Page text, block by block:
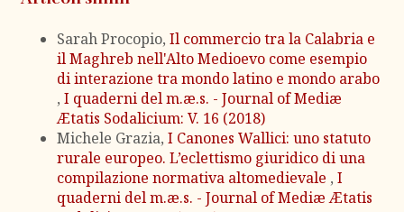
Sarah Procopio, Il commercio tra la Calabria e
il Maghreb nell'Alto Medioevo come esempio
di interazione tra mondo latino e mondo arabo
, I quaderni del m.æ.s. - Journal of Mediæ
Ætatis Sodalicium: V. 16 (2018)
Michele Grazia, I Canones Wallici: uno statuto
rurale europeo. L’eclettismo giuridico di una
compilazione normativa altomedievale , I
quaderni del m.æ.s. - Journal of Mediæ Ætatis